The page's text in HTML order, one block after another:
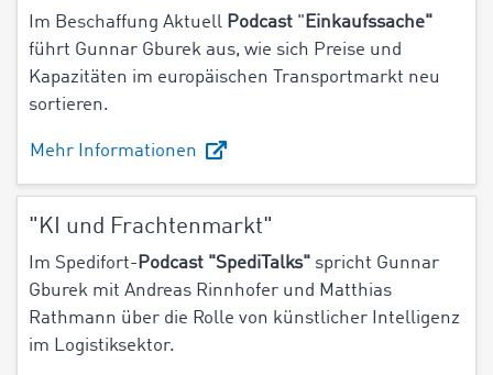
Im Beschaffung Aktuell Podcast " Einkaufssache"
führt Gunnar Gburek aus, wie sich Preise und
Kapazitäten im europäischen Transportmarkt neu
sortieren.
Mehr Informationen
"KI und Frachtenmarkt"
Im Spedifort- Podcast "SpediTalks" spricht Gunnar
Gburek mit Andreas Rinnhofer und Matthias
Rathmann über die Rolle von künstlicher Intelligenz
im Logistiksektor.